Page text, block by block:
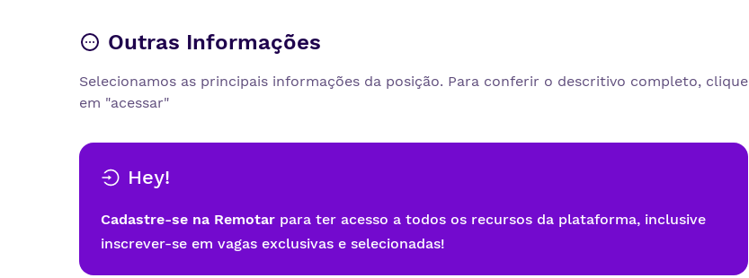
Outras Informações
Selecionamos as principais informações da posição. Para conferir o descritivo completo, clique
em "acessar"
Hey!
Cadastre-se na Remotar para ter acesso a todos os recursos da plataforma, inclusive
inscrever-se em vagas exclusivas e selecionadas!